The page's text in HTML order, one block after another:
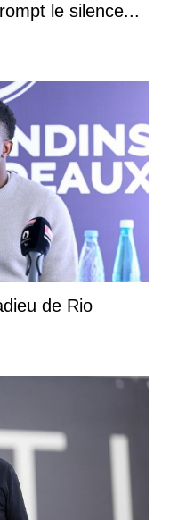
le silence...
de Rio